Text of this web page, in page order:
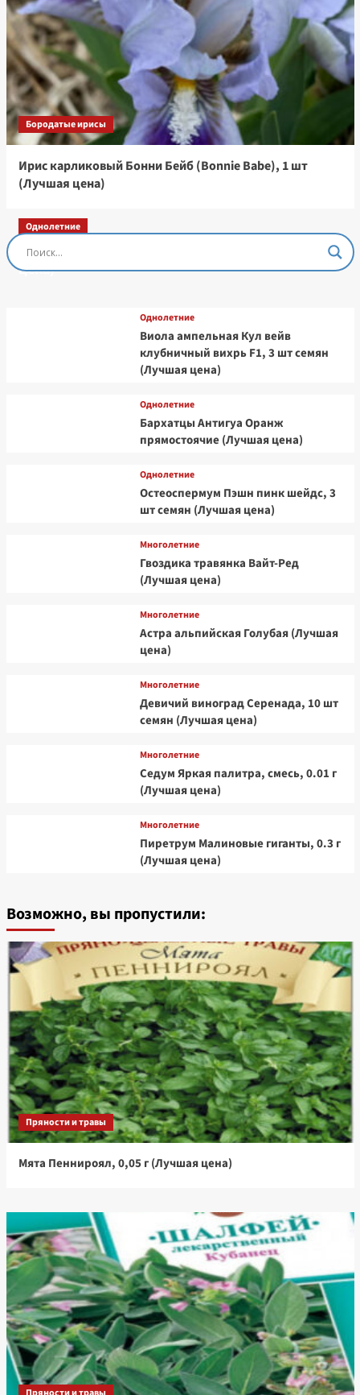
Бородатые ирисы
Ирис карликовый Бонни Бейб (Bonnie Babe), 1 шт
(Лучшая цена)
Однолетние
Остеоспермум Пэшн Роуз, 3 шт семян (Лучшая
цена)
Однолетние
Виола ампельная Кул вейв
клубничный вихрь F1, 3 шт семян
(Лучшая цена)
Однолетние
Бархатцы Антигуа Оранж
прямостоячие (Лучшая цена)
Однолетние
Остеоспермум Пэшн пинк шейдс, 3
шт семян (Лучшая цена)
Многолетние
Гвоздика травянка Вайт-Ред
(Лучшая цена)
Многолетние
Астра альпийская Голубая (Лучшая
цена)
Многолетние
Девичий виноград Серенада, 10 шт
семян (Лучшая цена)
Многолетние
Седум Яркая палитра, смесь, 0.01 г
(Лучшая цена)
Многолетние
Пиретрум Малиновые гиганты, 0.3 г
(Лучшая цена)
Возможно, вы пропустили:
Пряности и травы
Мята Пеннироял, 0,05 г (Лучшая цена)